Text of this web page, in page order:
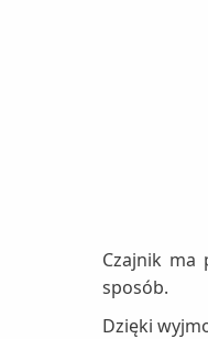
Czajnik ma
sposób.
Dzięki